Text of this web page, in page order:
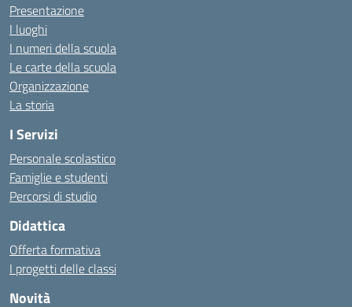
Presentazione
I luoghi
I numeri della scuola
Le carte della scuola
Organizzazione
La storia
I Servizi
Personale scolastico
Famiglie e studenti
Percorsi di studio
Didattica
Offerta formativa
I progetti delle classi
Novità